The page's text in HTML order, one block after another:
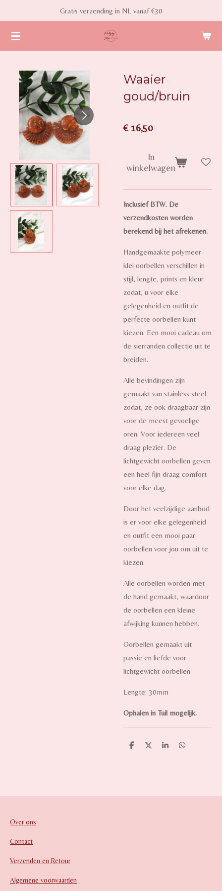
naar
de
Gratis verzending in NL vanaf €30
Waaier
goud/bruin
€ 16,50
In
winkelwagen
Inclusief BTW. De
verzendkosten worden
berekend bij het afrekenen.
Handgemaakte polymeer
klei oorbellen verschillen in
stijl, lengte, prints en kleur
zodat, u voor elke
gelegenheid en outfit de
perfecte oorbellen kunt
kiezen. Een mooi cadeau om
de sierranden collectie uit te
breiden.
Alle bevindingen zijn
gemaakt van stainless steel
zodat, ze ook draagbaar zijn
voor de meest gevoelige
oren. Voor iedereen veel
draag plezier. De
lichtgewicht oorbellen geven
een heel fijn draag comfort
voor elke dag.
Door het veelzijdige aanbod
is er voor elke gelegenheid
en outfit een mooi paar
oorbellen voor jou om uit te
kiezen.
Alle oorbellen worden met
de hand gemaakt, waardoor
de oorbellen een kleine
afwijking kunnen hebben.
Oorbellen gemaakt uit
passie en liefde voor
lichtgewicht oorbellen.
Lengte: 30mm
Ophalen in Tuil mogelijk.
D
D
S
D
Over ons
Contact
Verzenden en Retour
Algemene voorwaarden